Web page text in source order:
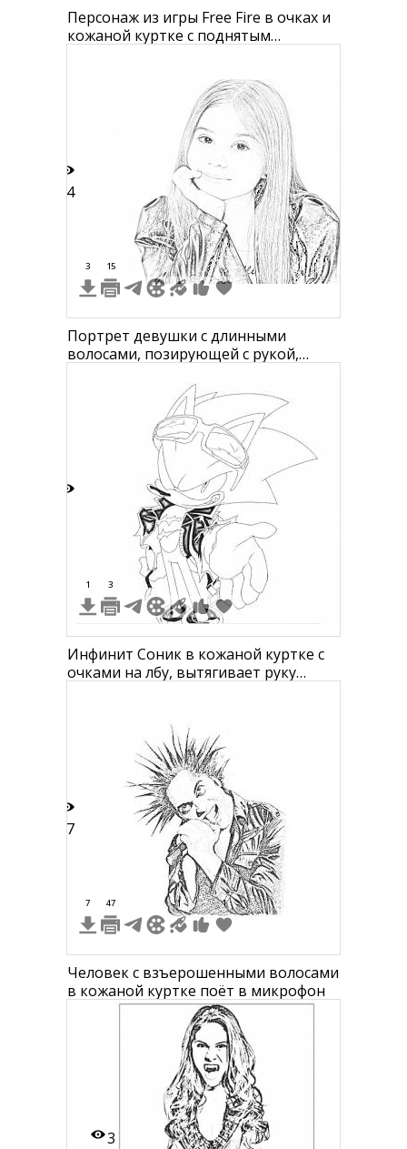
Персонаж из игры Free Fire в очках и
кожаной куртке с поднятым
34
3 15
Портрет девушки с длинными
волосами, позирующей с рукой,
кожаной куртке на светлом фоне
1 3
Инфинит Соник в кожаной куртке с
очками на лбу, вытягивает руку
57
7 47 1 1
Человек с взъерошенными волосами
в кожаной куртке поёт в микрофон
3